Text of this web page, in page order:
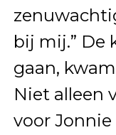
bij mij.” De
gaan,
Niet alleen
voor